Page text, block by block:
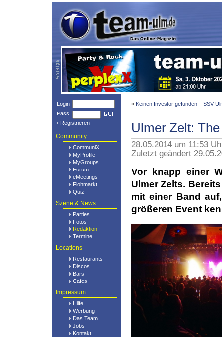
Login
Pass
Registrieren
Community
CommuniX
MyProfile
MyGroups
Forum
eMeetings
Flohmarkt
Quiz
Szene & News
Parties
Fotos
Redaktion
Termine
Locations
Restaurants
Discos
Bars
Cafes
Impressum
Hilfe
Werbung
Das Team
Jobs
Kontakt
« Keinen Investor gefunden – SSV
Ulmer Zelt:
28.05.2014 um 11:53
Zuletzt geändert
Vor knapp einer
Ulmer Zelts.
mit einer Band
größeren Event